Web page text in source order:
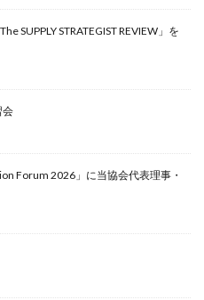
SUPPLY STRATEGIST REVIEW」を
会
Forum 2026」に当協会代表理事・